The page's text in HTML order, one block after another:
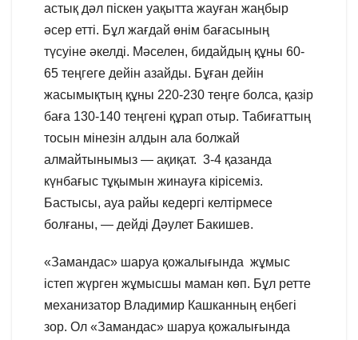
астық дәл піскен уақытта жауған жаңбыр
әсер етті. Бұл жағдай өнім бағасының
түсуіне әкелді. Мәселен, бидайдың құны 60-
65 теңгеге дейін азайды. Бұған дейін
жасымықтың құны 220-230 теңге болса, қазір
баға 130-140 теңгені құрап отыр. Табиғаттың
тосын мінезін алдын ала болжай
алмайтынымыз — ақиқат. 3-4 қазанда
күнбағыс тұқымын жинауға кірісеміз.
Бастысы, ауа райы кедергі келтірмесе
болғаны, — дейді Дәулет Бакишев.
«Замандас» шаруа қожалығында жұмыс
істеп жүрген жұмысшы маман көп. Бұл ретте
механизатор Владимир Кашканның еңбегі
зор. Ол «Замандас» шаруа қожалығында